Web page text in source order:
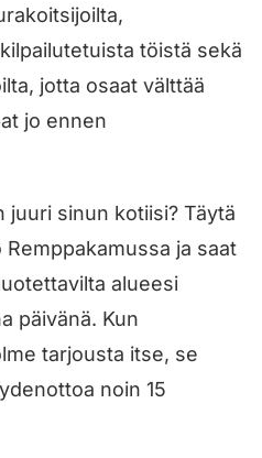
töistä sekä
jotta osaat välttää
jo ennen
juuri sinun kotiisi? Täytä
ja saat
alueesi
päivänä. Kun
tarjousta itse, se
noin 15